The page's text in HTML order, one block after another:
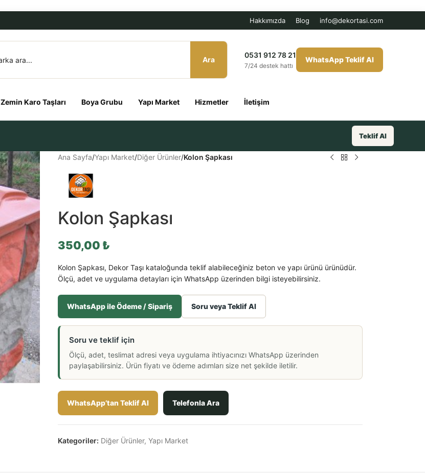
Hakkımızda Blog info@dekortasi.com
Ara
0531 912 78 21
7/24 destek hattı
WhatsApp Teklif Al
Zemin Karo Taşları Boya Grubu Yapı Market Hizmetler İletişim
Teklif Al
Ana Sayfa/Yapı Market/Diğer Ürünler/Kolon Şapkası
Kolon Şapkası
350,00 ₺
Kolon Şapkası, Dekor Taşı kataloğunda teklif alabileceğiniz beton ve yapı ürünü ürünüdür.
Ölçü, adet ve uygulama detayları için WhatsApp üzerinden bilgi isteyebilirsiniz.
WhatsApp ile Ödeme / Sipariş Soru veya Teklif Al
Soru ve teklif için
Ölçü, adet, teslimat adresi veya uygulama ihtiyacınızı WhatsApp üzerinden
paylaşabilirsiniz. Ürün fiyatı ve ödeme adımları size net şekilde iletilir.
WhatsApp’tan Teklif Al Telefonla Ara
Kategoriler: Diğer Ürünler, Yapı Market